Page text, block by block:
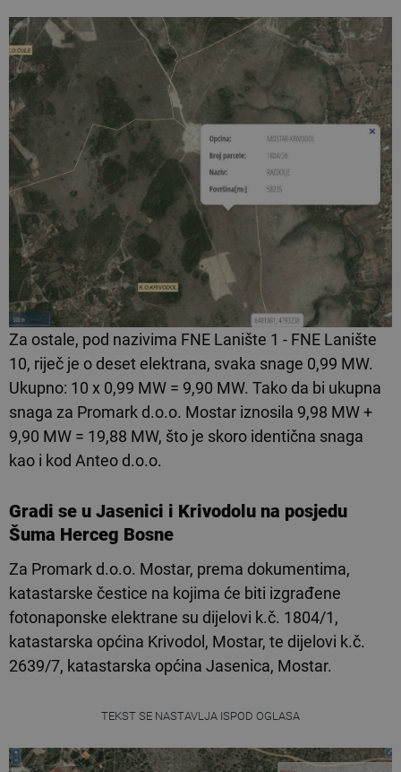
Za ostale, pod nazivima FNE Lanište 1 - FNE Lanište
10, riječ je o deset elektrana, svaka snage 0,99 MW.
Ukupno: 10 x 0,99 MW = 9,90 MW. Tako da bi ukupna
snaga za Promark d.o.o. Mostar iznosila 9,98 MW +
9,90 MW = 19,88 MW, što je skoro identična snaga
kao i kod Anteo d.o.o.
Gradi se u Jasenici i Krivodolu na posjedu
Šuma Herceg Bosne
Za Promark d.o.o. Mostar, prema dokumentima,
katastarske čestice na kojima će biti izgrađene
fotonaponske elektrane su dijelovi k.č. 1804/1,
katastarska općina Krivodol, Mostar, te dijelovi k.č.
2639/7, katastarska općina Jasenica, Mostar.
TEKST SE NASTAVLJA ISPOD OGLASA